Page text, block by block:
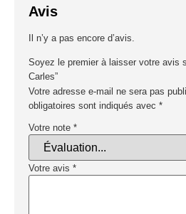
Avis
Il n’y a pas encore d’avis.
Soyez le premier à laisser votre avis
Carles”
Votre adresse e-mail ne sera pas
obligatoires sont indiqués avec *
Votre note *
Votre avis *